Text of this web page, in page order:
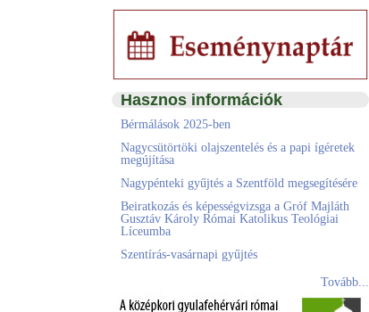
Hasznos információk
Bérmálások 2025-ben
Nagycsütörtöki olajszentelés és a papi ígéretek
megújítása
Nagypénteki gyűjtés a Szentföld megsegítésére
Beiratkozás és képességvizsga a Gróf Majláth
Gusztáv Károly Római Katolikus Teológiai
Líceumba
Szentírás-vasárnapi gyűjtés
Tovább...